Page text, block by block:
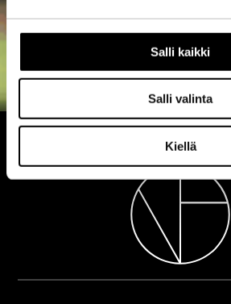
Salli kaikki
Salli valinta
Kiellä